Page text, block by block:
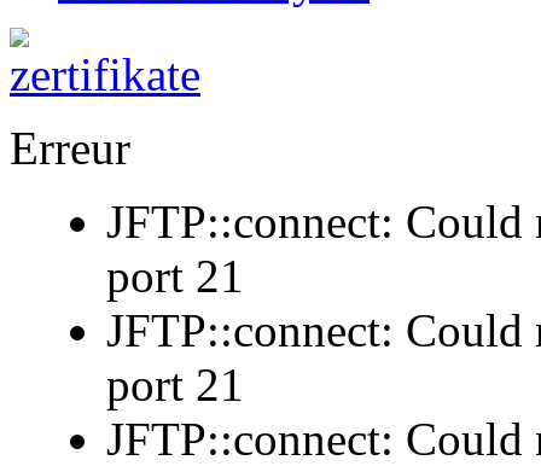
Erreur
JFTP::connect:
port 21
JFTP::connect:
port 21
JFTP::connect: